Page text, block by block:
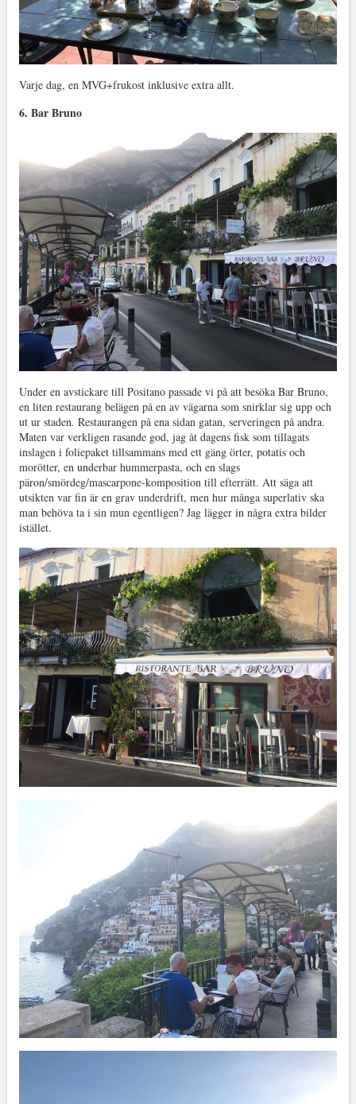
Varje dag, en MVG+frukost inklusive extra allt.
6. Bar Bruno
Under en avstickare till Positano passade vi på att besöka Bar Bruno,
en liten restaurang belägen på en av vägarna som snirklar sig upp och
ut ur staden. Restaurangen på ena sidan gatan, serveringen på andra.
Maten var verkligen rasande god, jag åt dagens fisk som tillagats
inslagen i foliepaket tillsammans med ett gäng örter, potatis och
morötter, en underbar hummerpasta, och en slags
päron/smördeg/mascarpone-komposition till efterrätt. Att säga att
utsikten var fin är en grav underdrift, men hur många superlativ ska
man behöva ta i sin mun egentligen? Jag lägger in några extra bilder
istället.